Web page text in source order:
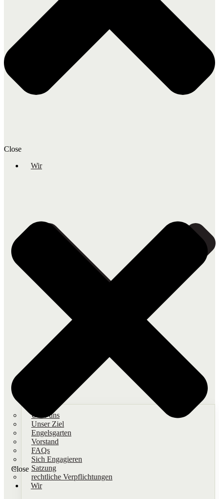
Close
Wir
Über uns
Unser Ziel
Engelsgarten
Vorstand
FAQs
Sich Engagieren
Satzung
rechtliche Verpflichtungen
Close
Wir